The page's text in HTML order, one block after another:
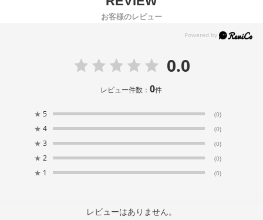
お客様のレビュー
0.0
レビュー件数：0件
★ 5 (0)
★ 4 (0)
★ 3 (0)
★ 2 (0)
★ 1 (0)
レビューはありません。